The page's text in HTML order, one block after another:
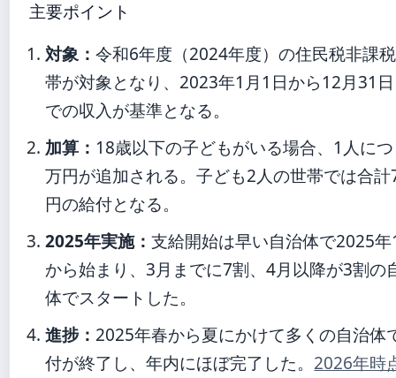
主要ポイント
対象：令和6年度（2024年度）の住民税非課
帯が対象となり、2023年1月1日から12月31
での収入が基準となる。
加算： 18歳以下の子どもがいる場合、1人に
万円が追加される。子ども2人の世帯では合計
円の給付となる。
2025年実施：支給開始は早い自治体で2025
から始まり、3月までに7割、4月以降が3割の
体でスタートした。
進捗： 2025年春から夏にかけて多くの自治体
付が終了し、年内にほぼ完了した。 2026年時